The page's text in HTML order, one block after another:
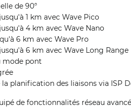
de 90°
1 km avec Wave Pico
4 km avec Wave Nano
6 km avec Wave Pro
6 km avec Wave Long Range
mode pont
planification des liaisons via ISP
de fonctionnalités réseau